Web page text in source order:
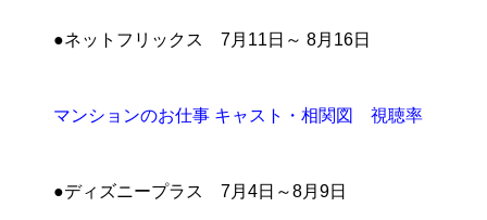
●ネットフリックス 7月11日～ 8月16日
マンションのお仕事 キャスト・相関図 視聴率
●ディズニープラス 7月4日～8月9日